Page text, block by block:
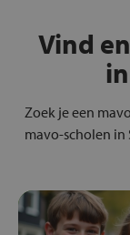
Vind
in
Zoek je een
mavo-scholen in